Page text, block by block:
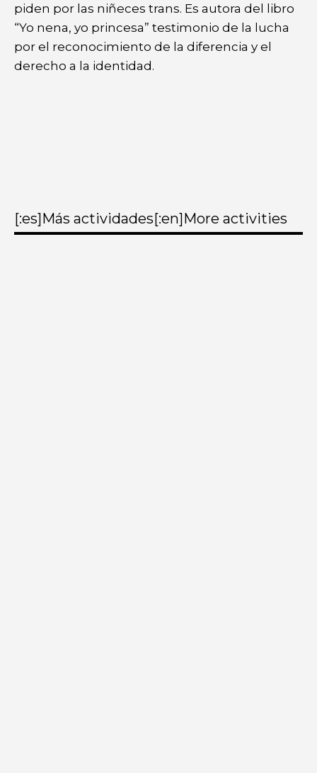
piden por las niñeces trans. Es autora del libro
“Yo nena, yo princesa” testimonio de la lucha
por el reconocimiento de la diferencia y el
derecho a la identidad.
[:es]Más actividades[:en]More activities